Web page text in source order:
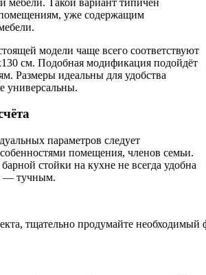
уже содержащим
модели чаще всего соответствуют
см. Подобная модификация подойдёт
Размеры идеальны для удобства
универсальны.
параметров следует
помещения, членов семьи.
стойки на кухне не всегда удобна
— тучным.
тщательно продумайте необходимый